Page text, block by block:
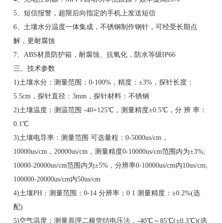
5、短信报警，超限后向指定的手机上发送短信
6、土壤水分温度一体集成，不锈钢制作钢针，可经受长期点
解，更耐腐蚀
7、ABS材质防护箱，耐腐蚀、抗氧化，防水等级IP66
三、技术参数
1)土壤水分：测量范围：0-100%，精度：±3%，探针长度：
5.5cm，探针直径：3mm，探针材料：不锈钢
2)土壤温度：测温范围 -40+125℃，测量精度±0.5℃，分 辨 率：
0.1℃
3)土壤电导率：测量范围 可选量程：0-5000us/cm，
10000us/cm，20000us/cm，测量精度0-10000us/cm范围内为±3%;
10000-20000us/cm范围内为±5%，分辨率0-10000us/cm内10us/cm,
100000-20000us/cm内50us/cm
4)土壤PH：测量范围：0-14 分辨率：0.1 测量精度：±0.2%(选
配)
5)空气温度：测量原理二极管结电压法，-40℃～85℃(±0.3℃)(选